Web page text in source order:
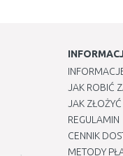
JAK ROBIĆ
JAK
REGULAMIN
CENNIK
METODY